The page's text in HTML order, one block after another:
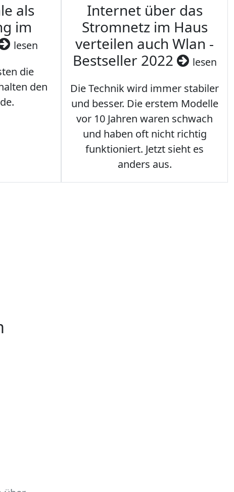
als
im
lesen
die
den
Internet über das
Stromnetz im Haus
verteilen auch Wlan -
Bestseller 2022
lesen
Die Technik wird immer stabiler
und besser. Die erstem Modelle
vor 10 Jahren waren schwach
und haben oft nicht richtig
funktioniert. Jetzt sieht es
anders aus.